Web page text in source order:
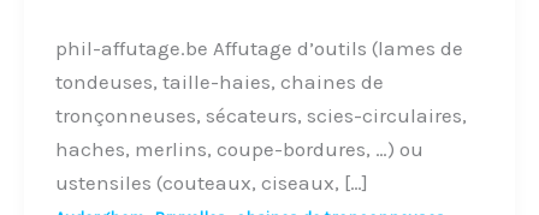
phil-affutage.be Affutage d’outils (lames de
tondeuses, taille-haies, chaines de
tronçonneuses, sécateurs, scies-circulaires,
haches, merlins, coupe-bordures, …) ou
ustensiles (couteaux, ciseaux, […]